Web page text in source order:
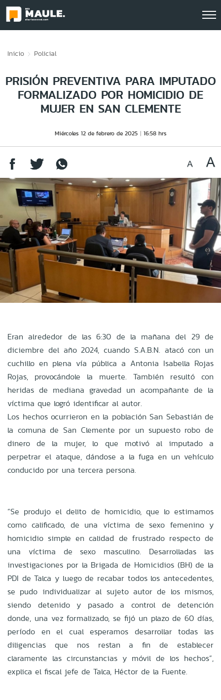
Inicio Policial
PRISIÓN PREVENTIVA PARA IMPUTADO
FORMALIZADO POR HOMICIDIO DE
MUJER EN SAN CLEMENTE
Miércoles 12 de febrero de 2025 16:58 hrs
Eran alrededor de las 6:30 de la mañana del 29 de
diciembre del año 2024, cuando S.A.B.N. atacó con un
cuchillo en plena vía pública a Antonia Isabella Rojas
Rojas, provocándole la muerte. También resultó con
heridas de mediana gravedad un acompañante de la
víctima que logró identificar al autor.
Los hechos ocurrieron en la población San Sebastián de
la comuna de San Clemente por un supuesto robo de
dinero de la mujer, lo que motivó al imputado a
perpetrar el ataque, dándose a la fuga en un vehículo
conducido por una tercera persona.
“Se produjo el delito de homicidio, que lo estimamos
como calificado, de una víctima de sexo femenino y
homicidio simple en calidad de frustrado respecto de
una víctima de sexo masculino. Desarrolladas las
investigaciones por la Brigada de Homicidios (BH) de la
PDI de Talca y luego de recabar todos los antecedentes,
se pudo individualizar al sujeto autor de los mismos,
siendo detenido y pasado a control de detención
donde, una vez formalizado, se fijó un plazo de 60 días,
período en el cual esperamos desarrollar todas las
diligencias que nos restan a fin de establecer
claramente las circunstancias y móvil de los hechos”,
explica el fiscal jefe de Talca, Héctor de la Fuente.